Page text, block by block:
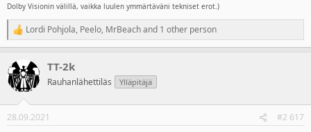
Dolby Visionin välillä, vaikka luulen ymmärtäväni tekniset erot.)
R
e
c
t
i
s
Lordi Pohjola, Peelo, MrBeachand 1 other person
TT-2k
Rauhanlähettiläs Ylläpitäjä
28.09.2021 #2 617